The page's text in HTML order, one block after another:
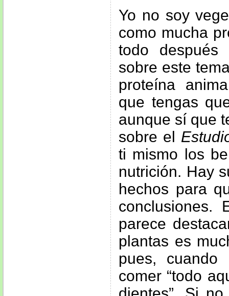
Yo no soy
como mucha
todo
sobre este
proteína
que tengas
aunque sí que
sobre el
ti mismo los
nutrición. Hay
hechos para
conclusiones.
parece
plantas es
pues,
comer “todo